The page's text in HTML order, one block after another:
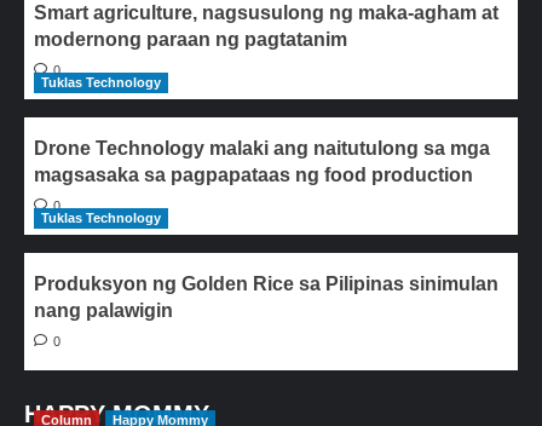
Smart agriculture, nagsusulong ng maka-agham at
modernong paraan ng pagtatanim
0
Tuklas Technology
Drone Technology malaki ang naitutulong sa mga
magsasaka sa pagpapataas ng food production
0
Tuklas Technology
Produksyon ng Golden Rice sa Pilipinas sinimulan
nang palawigin
0
HAPPY MOMMY
Column Happy Mommy